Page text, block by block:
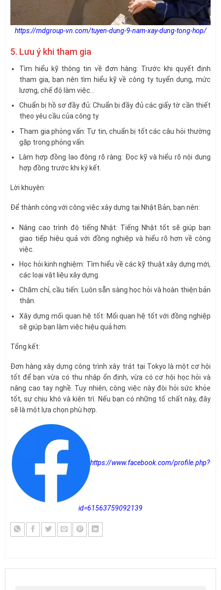
https://mdgroup-vn.com/tuyen-dung-9-nam-xay-dung-tong-hop/
5. Lưu ý khi tham gia
Tìm hiểu kỹ thông tin về đơn hàng: Trước khi quyết định
tham gia, bạn nên tìm hiểu kỹ về công ty tuyển dụng, mức
lương, chế độ làm việc…
Chuẩn bị hồ sơ đầy đủ: Chuẩn bị đầy đủ các giấy tờ cần thiết
theo yêu cầu của công ty.
Tham gia phỏng vấn: Tự tin, chuẩn bị tốt các câu hỏi thường
gặp trong phỏng vấn.
Làm hợp đồng lao động rõ ràng: Đọc kỹ và hiểu rõ nội dung
hợp đồng trước khi ký kết.
Lời khuyên:
Để thành công với công việc xây dựng tại Nhật Bản, bạn nên:
Nâng cao trình độ tiếng Nhật: Tiếng Nhật tốt sẽ giúp bạn
giao tiếp hiệu quả với đồng nghiệp và hiểu rõ hơn về công
việc.
Học hỏi kinh nghiệm: Tìm hiểu về các kỹ thuật xây dựng mới,
các loại vật liệu xây dựng.
Chăm chỉ, cầu tiến: Luôn sẵn sàng học hỏi và hoàn thiện bản
thân.
Xây dựng mối quan hệ tốt: Mối quan hệ tốt với đồng nghiệp
sẽ giúp bạn làm việc hiệu quả hơn.
Tổng kết:
Đơn hàng xây dựng công trình xây trát tại Tokyo là một cơ hội
tốt để bạn vừa có thu nhập ổn định, vừa có cơ hội học hỏi và
nâng cao tay nghề. Tuy nhiên, công việc này đòi hỏi sức khỏe
tốt, sự chịu khó và kiên trì. Nếu bạn có những tố chất này, đây
sẽ là một lựa chọn phù hợp.
https://www.facebook.com/profile.php?
id=61563759092139